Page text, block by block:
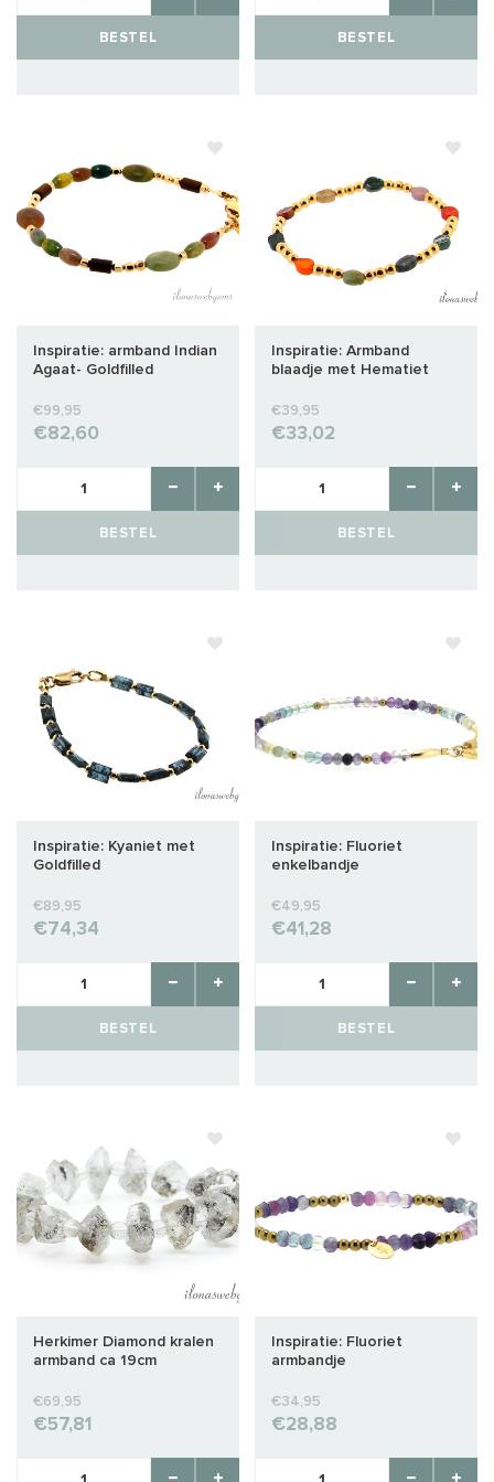
BESTEL BESTEL
Inspiratie: armband Indian
Agaat- Goldfilled
€99,95
€82,60
BESTEL
Inspiratie: Armband
blaadje met Hematiet
€39,95
€33,02
BESTEL
Inspiratie: Kyaniet met
Goldfilled
€89,95
€74,34
BESTEL
Inspiratie: Fluoriet
enkelbandje
€49,95
€41,28
BESTEL
Herkimer Diamond kralen
armband ca 19cm
€69,95
€57,81
Inspiratie: Fluoriet
armbandje
€34,95
€28,88